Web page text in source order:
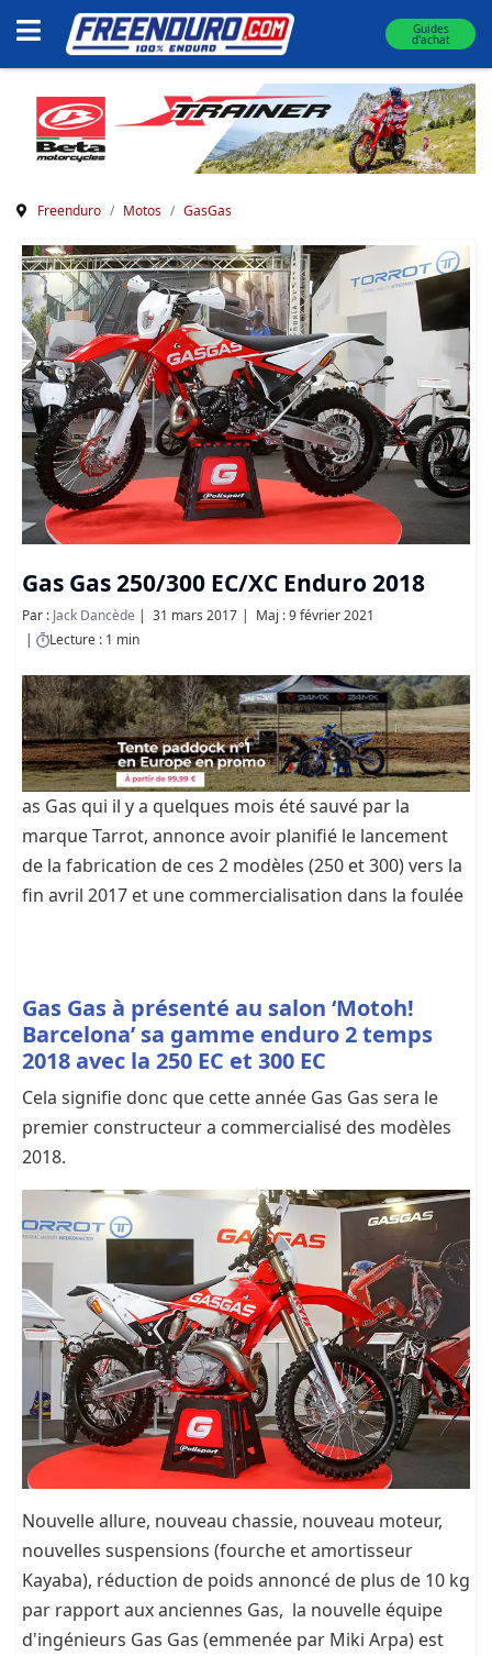
Guides
d'achat
Freenduro Motos GasGas
Gas Gas 250/300 EC/XC Enduro 2018
Par : Jack Dancède 31 mars 2017
Maj : 9 février 2021
Lecture : 1 min
as Gas qui il y a quelques mois été sauvé par la
marque Tarrot, annonce avoir planifié le lancement
de la fabrication de ces 2 modèles (250 et 300) vers la
fin avril 2017 et une commercialisation dans la foulée
Gas Gas à présenté au salon ‘Motoh!
Barcelona’ sa gamme enduro 2 temps
2018 avec la 250 EC et 300 EC
Cela signifie donc que cette année Gas Gas sera le
premier constructeur a commercialisé des modèles
2018.
Nouvelle allure, nouveau chassie, nouveau moteur,
nouvelles suspensions (fourche et amortisseur
Kayaba), réduction de poids annoncé de plus de 10 kg
par rapport aux anciennes Gas, la nouvelle équipe
d'ingénieurs Gas Gas (emmenée par Miki Arpa) est